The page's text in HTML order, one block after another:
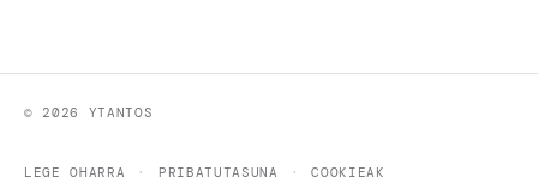
© 2026 YTANTOS
LEGE OHARRA PRIBATUTASUNA COOKIEAK